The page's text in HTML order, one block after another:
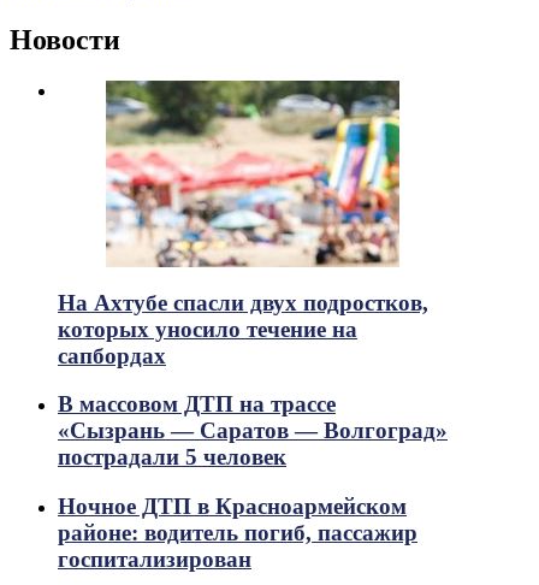
Новости
На Ахтубе спасли двух подростков,
которых уносило течение на
сапбордах
В массовом ДТП на трассе
«Сызрань — Саратов — Волгоград»
пострадали 5 человек
Ночное ДТП в Красноармейском
районе: водитель погиб, пассажир
госпитализирован